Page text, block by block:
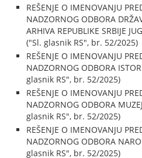
REŠENJE O IMENOVANJU
NADZORNOG ODBORA
ARHIVA REPUBLIKE SRBIJE
("Sl. glasnik RS", br. 52/2025)
REŠENJE O IMENOVANJU
NADZORNOG ODBORA
glasnik RS", br. 52/2025)
REŠENJE O IMENOVANJU
NADZORNOG ODBORA
glasnik RS", br. 52/2025)
REŠENJE O IMENOVANJU
NADZORNOG ODBORA
glasnik RS", br. 52/2025)